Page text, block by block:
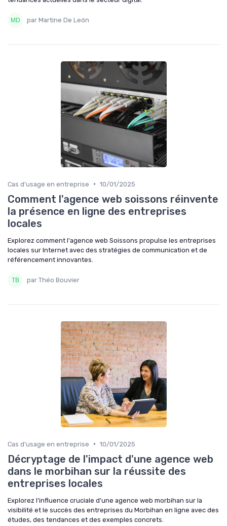
par Martine De León
Cas d'usage en entreprise • 10/01/2025
Comment l'agence web soissons réinvente
la présence en ligne des entreprises
locales
Explorez comment l'agence web Soissons propulse les entreprises
locales sur Internet avec des stratégies de communication et de
référencement innovantes.
par Théo Bouvier
Cas d'usage en entreprise • 10/01/2025
Décryptage de l'impact d'une agence web
dans le morbihan sur la réussite des
entreprises locales
Explorez l'influence cruciale d'une agence web morbihan sur la
visibilité et le succès des entreprises du Morbihan en ligne avec des
études, des tendances et des exemples concrets.